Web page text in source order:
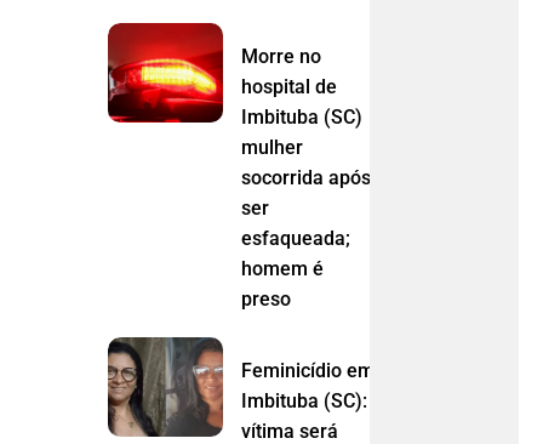
Morre no
hospital de
Imbituba (SC)
mulher
socorrida após
ser
esfaqueada;
homem é
preso
Feminicídio em
Imbituba (SC):
vítima será